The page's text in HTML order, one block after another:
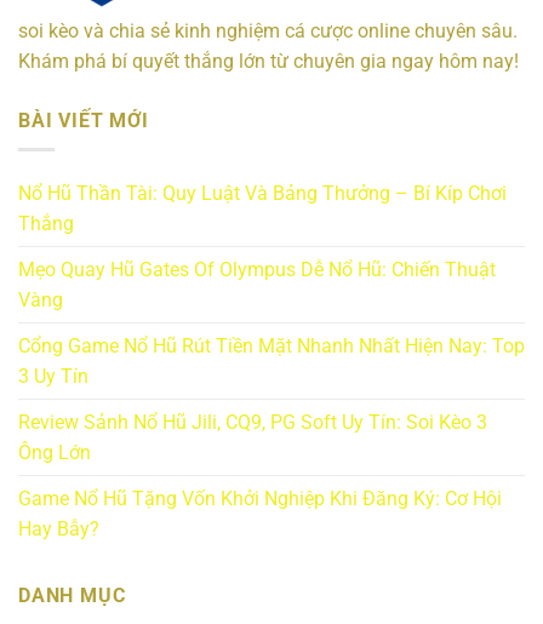
soi kèo và chia sẻ kinh nghiệm cá cược online chuyên sâu.
Khám phá bí quyết thắng lớn từ chuyên gia ngay hôm nay!
BÀI VIẾT MỚI
Nổ Hũ Thần Tài: Quy Luật Và Bảng Thưởng – Bí Kíp Chơi
Thắng
Mẹo Quay Hũ Gates Of Olympus Dễ Nổ Hũ: Chiến Thuật
Vàng
Cổng Game Nổ Hũ Rút Tiền Mặt Nhanh Nhất Hiện Nay: Top
3 Uy Tín
Review Sảnh Nổ Hũ Jili, CQ9, PG Soft Uy Tín: Soi Kèo 3
Ông Lớn
Game Nổ Hũ Tặng Vốn Khởi Nghiệp Khi Đăng Ký: Cơ Hội
Hay Bẫy?
DANH MỤC